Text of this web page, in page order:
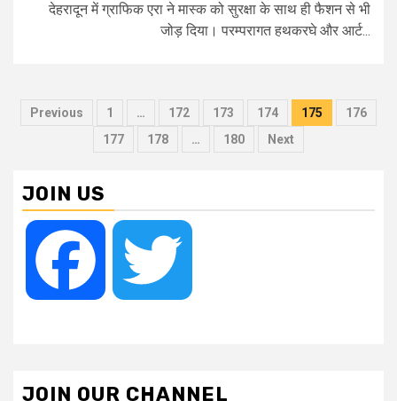
देहरादून में ग्राफिक एरा ने मास्क को सुरक्षा के साथ ही फैशन से भी
जोड़ दिया। परम्परागत हथकरघे और आर्ट...
Posts
pagination
Previous 1 … 172 173 174 175
176
177
178 … 180 Next
JOIN US
Facebook
JOIN OUR CHANNEL